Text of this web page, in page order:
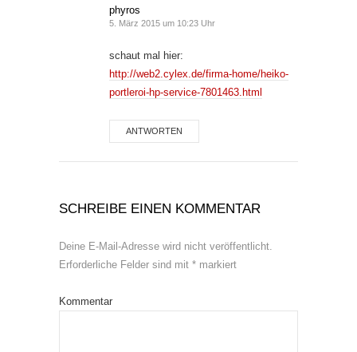
phyros
5. März 2015 um 10:23 Uhr
schaut mal hier:
http://web2.cylex.de/firma-home/heiko-
portleroi-hp-service-7801463.html
ANTWORTEN
SCHREIBE EINEN KOMMENTAR
Deine E-Mail-Adresse wird nicht veröffentlicht.
Erforderliche Felder sind mit * markiert
Kommentar